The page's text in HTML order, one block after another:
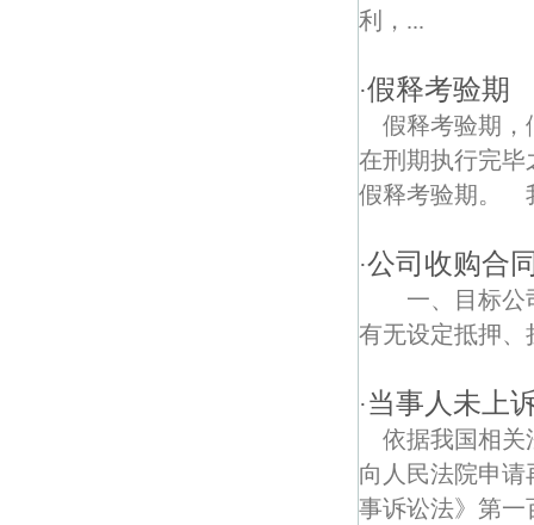
利，...
·假释考验期
假释考验期，
在刑期执行完毕
假释考验期。
·公司收购合
一、目标
有无设定抵押
·当事人未上
依据我国相关
向人民法院申
事诉讼法》第一